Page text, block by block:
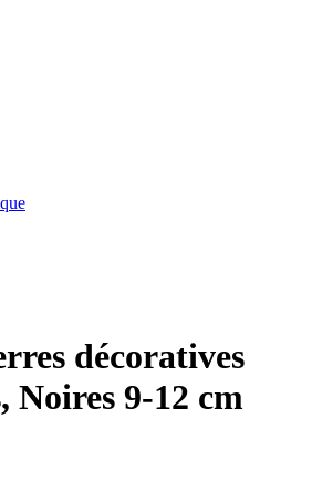
décoratives
Noires 9-12 cm